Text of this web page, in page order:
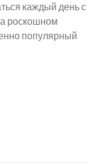
каждый день с
роскошном
популярный